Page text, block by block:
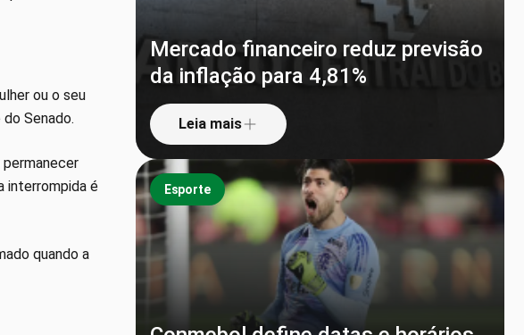
ou o seu
Senado.
interrompida é
quando a
Mercado financeiro reduz previsão
da inflação para 4,81%
Leia mais
Esporte